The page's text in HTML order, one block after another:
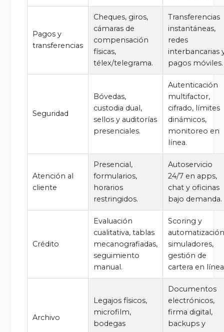
Pagos y
transferencias
Cheques, giros,
cámaras de
compensación
físicas,
télex/telegrama.
Transferencias
instantáneas,
redes
interbancarias
pagos móviles.
Seguridad
Bóvedas,
custodia dual,
sellos y auditorías
presenciales.
Autenticación
multifactor,
cifrado, límites
dinámicos,
monitoreo en
línea.
Atención al
cliente
Presencial,
formularios,
horarios
restringidos.
Autoservicio
24/7 en apps,
chat y oficinas
bajo demanda.
Crédito
Evaluación
cualitativa, tablas
mecanografiadas,
seguimiento
manual.
Scoring y
simuladores,
gestión de
cartera en
Archivo
Legajos físicos,
microfilm,
bodegas
Documentos
electrónicos,
firma digital,
backups y